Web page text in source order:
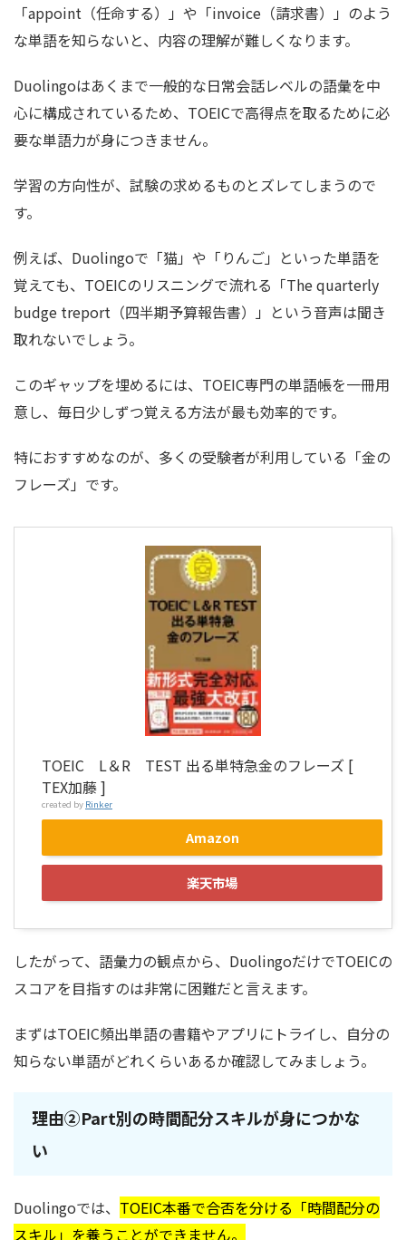
「appoint（任命する）」や「invoice（請求書）」のよう
な単語を知らないと、内容の理解が難しくなります。
Duolingoはあくまで一般的な日常会話レベルの語彙を中
心に構成されているため、TOEICで高得点を取るために必
要な単語力が身につきません。
学習の方向性が、試験の求めるものとズレてしまうので
す。
例えば、Duolingoで「猫」や「りんご」といった単語を
覚えても、TOEICのリスニングで流れる「The quarterly
budge treport（四半期予算報告書）」という音声は聞き
取れないでしょう。
このギャップを埋めるには、TOEIC専門の単語帳を一冊用
意し、毎日少しずつ覚える方法が最も効率的です。
特におすすめなのが、多くの受験者が利用している「金の
フレーズ」です。
TOEIC L＆R TEST 出る単特急金のフレーズ [
TEX加藤 ]
created by Rinker
Amazon
楽天市場
したがって、語彙力の観点から、DuolingoだけでTOEICの
スコアを目指すのは非常に困難だと言えます。
まずはTOEIC頻出単語の書籍やアプリにトライし、自分の
知らない単語がどれくらいあるか確認してみましょう。
理由②Part別の時間配分スキルが身につかな
い
Duolingoでは、 TOEIC本番で合否を分ける「時間配分の
スキル」を養うことができません。